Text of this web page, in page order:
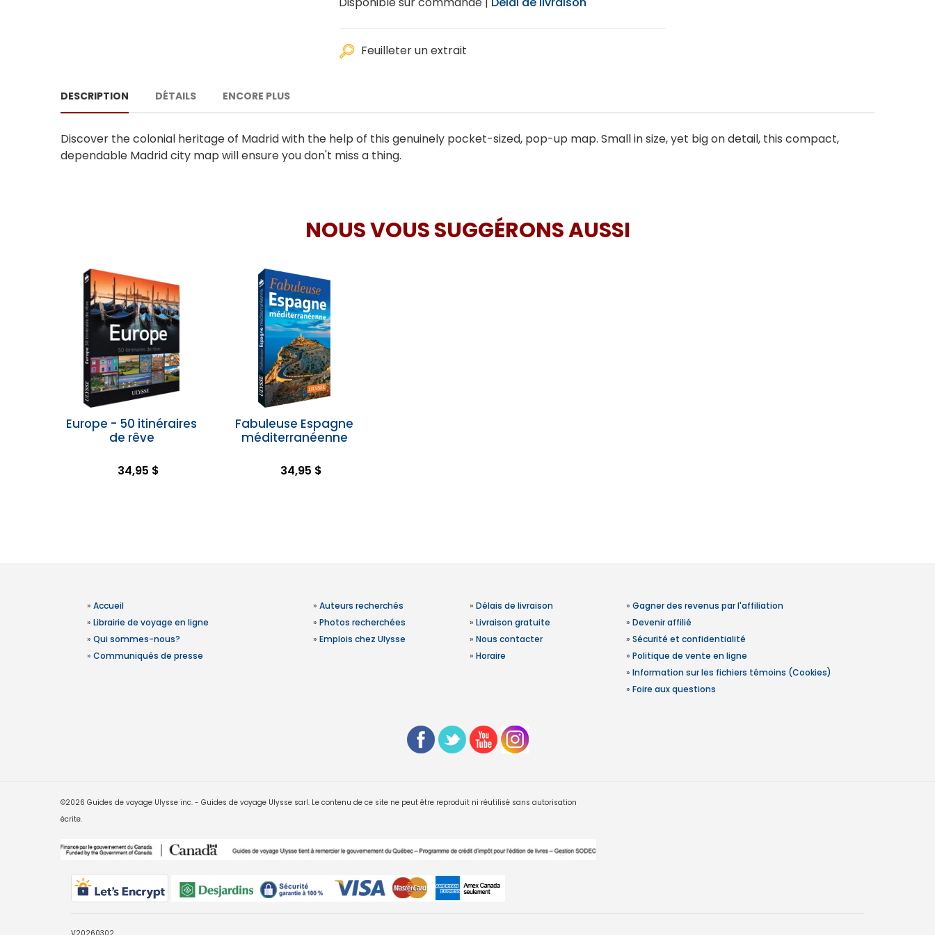
Feuilleter un extrait
DESCRIPTION DÉTAILS ENCORE PLUS
Discover the colonial heritage of Madrid with the help of this genuinely pocket-sized, pop-up map. Small in size, yet big on detail, this compact,
dependable Madrid city map will ensure you don't miss a thing.
NOUS VOUS SUGGÉRONS AUSSI
Europe - 50 itinéraires
de rêve
34,95 $
Fabuleuse Espagne
méditerranéenne
34,95 $
» Accueil
» Librairie de voyage en ligne
» Qui sommes-nous?
» Communiqués de presse
» Auteurs recherchés
» Photos recherchées
» Emplois chez Ulysse
» Délais de livraison
» Livraison gratuite
» Nous contacter
» Horaire
» Gagner des revenus par l'affiliation
» Devenir affilié
» Sécurité et confidentialité
» Politique de vente en ligne
» Information sur les fichiers témoins (Cookies)
» Foire aux questions
©2026 Guides de voyage Ulysse inc. - Guides de voyage Ulysse sarl. Le contenu de ce site ne peut être reproduit ni réutilisé sans autorisation
écrite.